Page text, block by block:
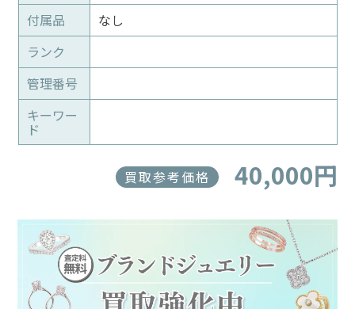
付属品
なし
ランク
管理番号
キーワー
ド
買取参考価格 40,000円